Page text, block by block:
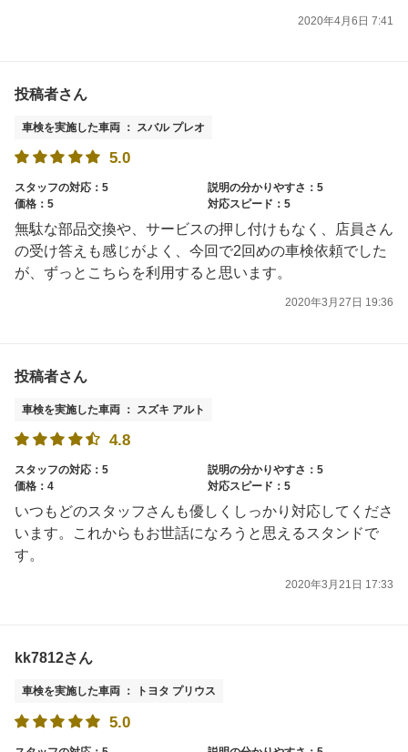
2020年4月6日 7:41
投稿者さん
車検を実施した車両 ： スバル プレオ
5.0
スタッフの対応：5
説明の分かりやすさ：5
価格：5
対応スピード：5
無駄な部品交換や、サービスの押し付けもなく、店員さん
の受け答えも感じがよく、今回で2回めの車検依頼でした
が、ずっとこちらを利用すると思います。
2020年3月27日 19:36
投稿者さん
車検を実施した車両 ： スズキ アルト
4.8
スタッフの対応：5
説明の分かりやすさ：5
価格：4
対応スピード：5
いつもどのスタッフさんも優しくしっかり対応してくださ
います。これからもお世話になろうと思えるスタンドで
す。
2020年3月21日 17:33
kk7812さん
車検を実施した車両 ： トヨタ プリウス
5.0